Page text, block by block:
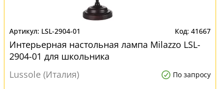
LSL-2904-01 41667
Интерьерная настольная лампа Milazzo LSL-
2904-01 для школьника
Lussole (Италия)
По запросу